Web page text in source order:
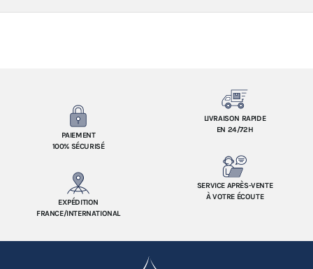
PAIEMENT
100% SÉCURISÉ
LIVRAISON RAPIDE
EN 24/72H
EXPÉDITION
FRANCE/INTERNATIONAL
SERVICE APRÈS-VENTE
À VOTRE ÉCOUTE